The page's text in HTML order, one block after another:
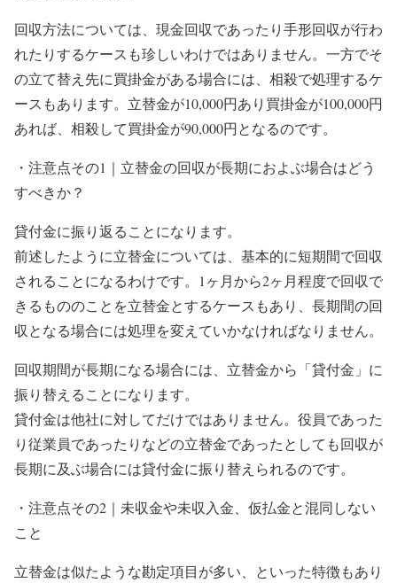
回収方法については、現金回収であったり手形回収が行わ
れたりするケースも珍しいわけではありません。一方でそ
の立て替え先に買掛金がある場合には、相殺で処理するケ
ースもあります。立替金が10,000円あり買掛金が100,000円
あれば、相殺して買掛金が90,000円となるのです。
・注意点その1｜立替金の回収が長期におよぶ場合はどう
すべきか？
貸付金に振り返ることになります。
前述したように立替金については、基本的に短期間で回収
されることになるわけです。1ヶ月から2ヶ月程度で回収で
きるもののことを立替金とするケースもあり、長期間の回
収となる場合には処理を変えていかなければなりません。
回収期間が長期になる場合には、立替金から「貸付金」に
振り替えることになります。
貸付金は他社に対してだけではありません。役員であった
り従業員であったりなどの立替金であったとしても回収が
長期に及ぶ場合には貸付金に振り替えられるのです。
・注意点その2｜未収金や未収入金、仮払金と混同しない
こと
立替金は似たような勘定項目が多い、といった特徴もあり